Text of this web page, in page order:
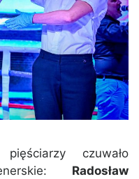
czuwało
Radosław